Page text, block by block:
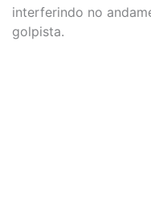
interferindo no
golpista.